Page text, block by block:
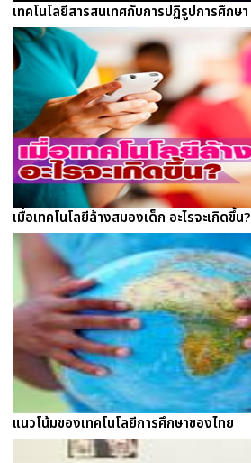
เทคโนโลยีสารสนเทศกับการปฏิรูปการศึกษา
เมื่อเทคโนโลยีล้างสมองเด็ก อะไรจะเกิดขึ้น?
แนวโน้มของเทคโนโลยีการศึกษาของไทย